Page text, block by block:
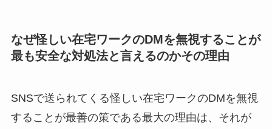
なぜ怪しい在宅ワークのDMを無視することが
最も安全な対処法と言えるのかその理由
SNSで送られてくる怪しい在宅ワークのDMを無視
することが最善の策である最大の理由は、それが